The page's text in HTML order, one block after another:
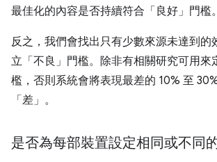
最佳化的內容是否持續符合「良好」門檻。
反之，我們會找出只有少數來源未達到的
立「不良」門檻。除非有相關研究可用來
檻，否則系統會將表現最差的 10% 至
「差」。
是否為每部裝置設定相同或不同